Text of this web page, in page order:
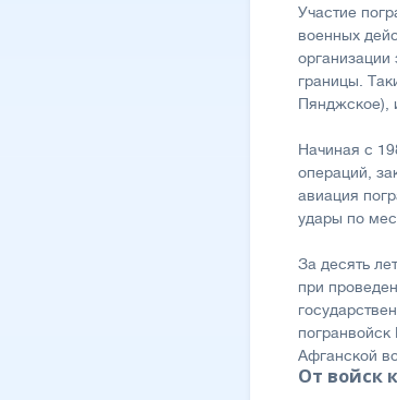
Участие
военных
границы.
Пянджское),
Начиная с
операций,
авиация
удары по
За десять
при
Афганской
От войск